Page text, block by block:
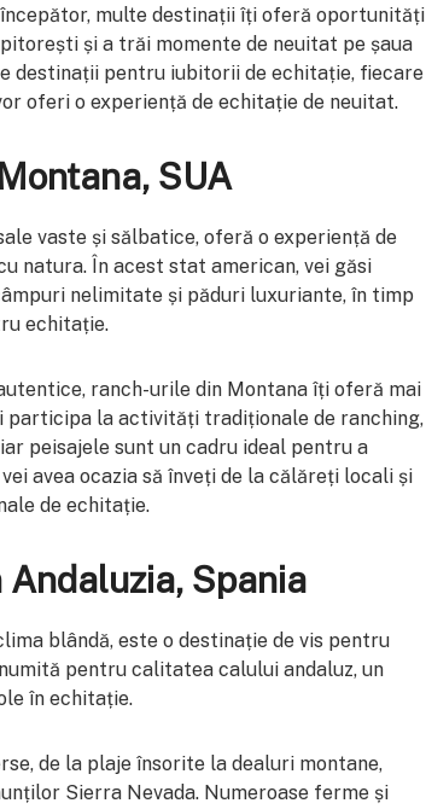
multe destinații îți oferă oportunități
și a trăi momente de neuitat pe șaua
destinații pentru iubitorii de echitație, fiecare
oferi o experiență de echitație de neuitat.
SUA
vaste și sălbatice, oferă o experiență de
natura. În acest stat american, vei găsi
nelimitate și păduri luxuriante, în timp
echitație.
ranch-urile din Montana îți oferă mai
participa la activități tradiționale de ranching,
peisajele sunt un cadru ideal pentru a
avea ocazia să înveți de la călăreți locali și
de echitație.
Spania
blândă, este o destinație de vis pentru
pentru calitatea calului andaluz, un
în echitație.
de la plaje însorite la dealuri montane,
Sierra Nevada. Numeroase ferme și